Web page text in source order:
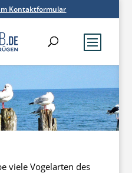
Kontaktformular
viele Vogelarten des